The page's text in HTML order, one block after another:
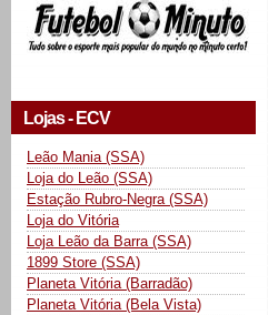
Lojas - ECV
Leão Mania (SSA)
Loja do Leão (SSA)
Estação Rubro-Negra (SSA)
Loja do Vitória
Loja Leão da Barra (SSA)
1899 Store (SSA)
Planeta Vitória (Barradão)
Planeta Vitória (Bela Vista)